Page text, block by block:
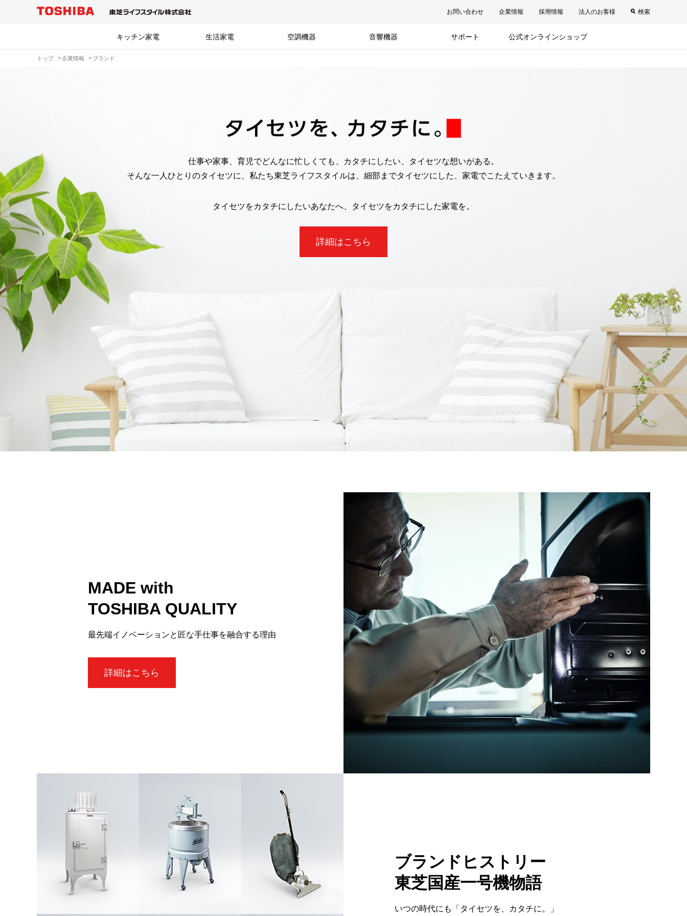
お問い合わせ 企業情報 採用情報 法人のお客様 検索
キッチン家電 生活家電 空調機器 音響機器 サポート 公式オンラインショップ
トップ 企業情報 ブランド
仕事や家事、育児でどんなに忙しくても、カタチにしたい、タイセツな想いがある。
そんな一人ひとりのタイセツに、私たち東芝ライフスタイルは、細部までタイセツにした、家電でこたえていきます。
タイセツをカタチにしたいあなたへ、タイセツをカタチにした家電を。
詳細はこちら
MADE with
TOSHIBA QUALITY
最先端イノベーションと匠な手仕事を融合する理由
詳細はこちら
ブランドヒストリー
東芝国産一号機物語
いつの時代にも「タイセツを、カタチに。」